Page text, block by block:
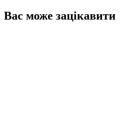
Вас може зацікавити